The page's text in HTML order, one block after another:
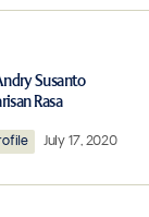
Susanto
Rasa
July 17, 2020